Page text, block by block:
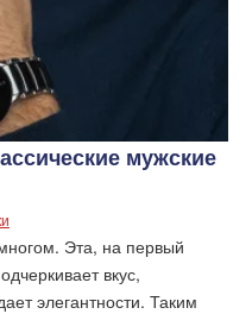
мужские
Эта, на первый
вкус,
элегантности. Таким